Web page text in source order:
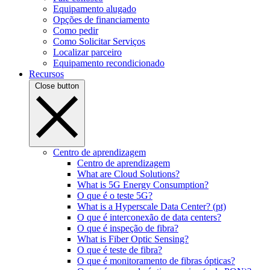
Equipamento alugado
Opções de financiamento
Como pedir
Como Solicitar Serviços
Localizar parceiro
Equipamento recondicionado
Recursos
Close button
Centro de aprendizagem
Centro de aprendizagem
What are Cloud Solutions?
What is 5G Energy Consumption?
O que é o teste 5G?
What is a Hyperscale Data Center? (pt)
O que é interconexão de data centers?
O que é inspeção de fibra?
What is Fiber Optic Sensing?
O que é teste de fibra?
O que é monitoramento de fibras ópticas?